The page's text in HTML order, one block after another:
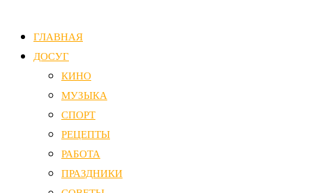
ГЛАВНАЯ
ДОСУГ
КИНО
МУЗЫКА
СПОРТ
РЕЦЕПТЫ
РАБОТА
ПРАЗДНИКИ